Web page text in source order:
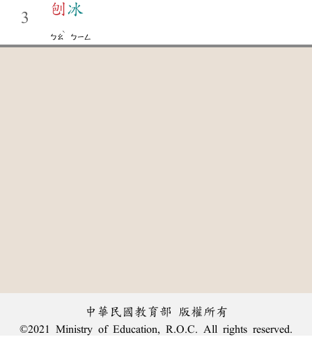
3
刨冰
ㄅㄠ
ˋ
ㄅㄧㄥ
中華民國教育部 版權所有
©2021 Ministry of Education, R.O.C. All rights reserved.